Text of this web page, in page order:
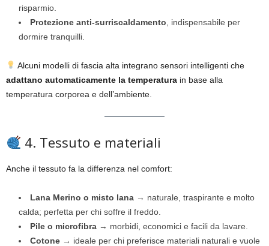
risparmio.
Protezione anti-surriscaldamento , indispensabile per
dormire tranquilli.
Alcuni modelli di fascia alta integrano sensori intelligenti che
adattano automaticamente la temperatura in base alla
temperatura corporea e dell’ambiente.
4. Tessuto e materiali
Anche il tessuto fa la differenza nel comfort:
Lana Merino o misto lana → naturale, traspirante e molto
calda; perfetta per chi soffre il freddo.
Pile o microfibra → morbidi, economici e facili da lavare.
Cotone → ideale per chi preferisce materiali naturali e vuole